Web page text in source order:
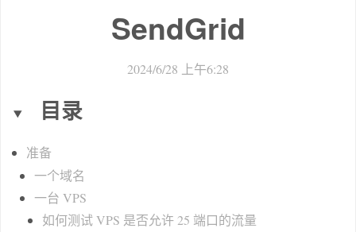
SendGrid
2024/6/28 上午6:28
目录
准备
一个域名
一台 VPS
如何测试 VPS 是否允许 25 端口的流量